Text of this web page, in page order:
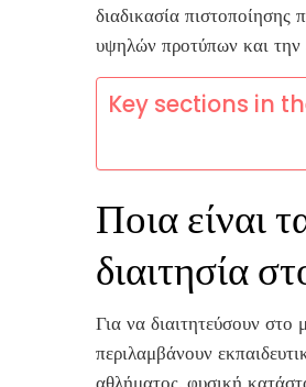
διαδικασία πιστοποίησης
υψηλών προτύπων και την
Key sections in
Ποια είναι
διαιτησία
Για να διαιτητεύσουν
περιλαμβάνουν